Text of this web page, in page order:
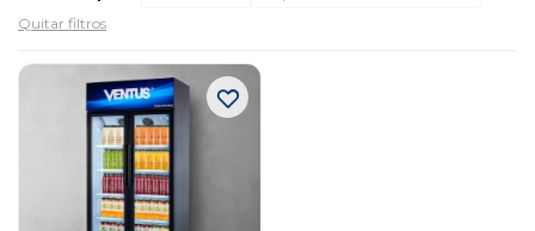
Quitar filtros